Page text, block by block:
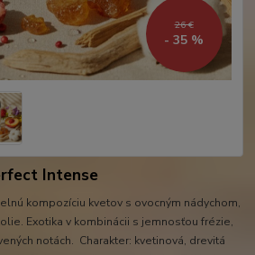
26 €
- 35 %
Intense
kompozíciu kvetov s ovocným nádychom,
Exotika v kombinácii s jemnosťou frézie,
notách. Charakter: kvetinová, drevitá